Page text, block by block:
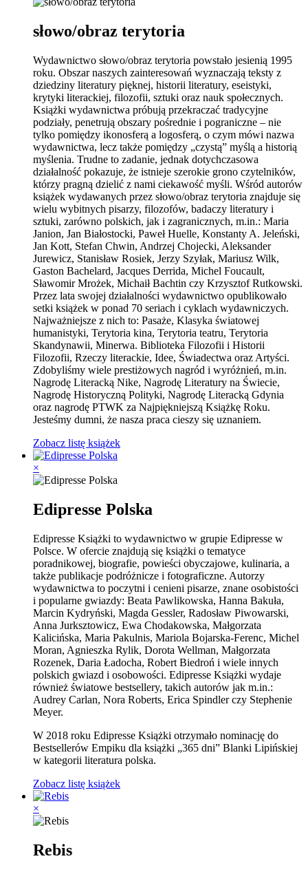
słowo/obraz terytoria
Wydawnictwo słowo/obraz terytoria powstało jesienią 1995
roku. Obszar naszych zainteresowań wyznaczają teksty z
dziedziny literatury pięknej, historii literatury, eseistyki,
krytyki literackiej, filozofii, sztuki oraz nauk społecznych.
Książki wydawnictwa próbują przekraczać tradycyjne
podziały, penetrują obszary pośrednie i pograniczne – nie
tylko pomiędzy ikonosferą a logosferą, o czym mówi nazwa
wydawnictwa, lecz także pomiędzy „czystą” myślą a historią
myślenia. Trudne to zadanie, jednak dotychczasowa
działalność pokazuje, że istnieje szerokie grono czytelników,
którzy pragną dzielić z nami ciekawość myśli. Wśród autorów
książek wydawanych przez słowo/obraz terytoria znajduje się
wielu wybitnych pisarzy, filozofów, badaczy literatury i
sztuki, zarówno polskich, jak i zagranicznych, m.in.: Maria
Janion, Jan Białostocki, Paweł Huelle, Konstanty A. Jeleński,
Jan Kott, Stefan Chwin, Andrzej Chojecki, Aleksander
Jurewicz, Stanisław Rosiek, Jerzy Szyłak, Mariusz Wilk,
Gaston Bachelard, Jacques Derrida, Michel Foucault,
Sławomir Mrożek, Michaił Bachtin czy Krzysztof Rutkowski.
Przez lata swojej działalności wydawnictwo opublikowało
setki książek w ponad 70 seriach i cyklach wydawniczych.
Najważniejsze z nich to: Pasaże, Klasyka światowej
humanistyki, Terytoria kina, Terytoria teatru, Terytoria
Skandynawii, Minerwa. Biblioteka Filozofii i Historii
Filozofii, Rzeczy literackie, Idee, Świadectwa oraz Artyści.
Zdobyliśmy wiele prestiżowych nagród i wyróżnień, m.in.
Nagrodę Literacką Nike, Nagrodę Literatury na Świecie,
Nagrodę Historyczną Polityki, Nagrodę Literacką Gdynia
oraz nagrodę PTWK za Najpiękniejszą Książkę Roku.
Jesteśmy dumni, że nasza praca cieszy się uznaniem.
Zobacz listę książek
×
Edipresse Polska
Edipresse Książki to wydawnictwo w grupie Edipresse w
Polsce. W ofercie znajdują się książki o tematyce
poradnikowej, biografie, powieści obyczajowe, kulinaria, a
także publikacje podróżnicze i fotograficzne. Autorzy
wydawnictwa to poczytni i cenieni pisarze, znane osobistości
i popularne gwiazdy: Beata Pawlikowska, Hanna Bakuła,
Marcin Kydryński, Magda Gessler, Radosław Piwowarski,
Anna Jurksztowicz, Ewa Chodakowska, Małgorzata
Kalicińska, Maria Pakulnis, Mariola Bojarska-Ferenc, Michel
Moran, Agnieszka Rylik, Dorota Wellman, Małgorzata
Rozenek, Daria Ładocha, Robert Biedroń i wiele innych
polskich gwiazd i osobowości. Edipresse Książki wydaje
również światowe bestsellery, takich autorów jak m.in.:
Audrey Carlan, Nora Roberts, Erica Spindler czy Stephenie
Meyer.
W 2018 roku Edipresse Książki otrzymało nominację do
Bestsellerów Empiku dla książki „365 dni” Blanki Lipińskiej
w kategorii literatura polska.
Zobacz listę książek
×
Rebis